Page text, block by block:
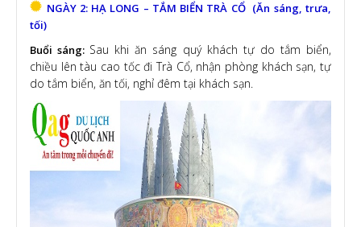
NGÀY 2: HẠ LONG – TẮM BIỂN TRÀ CỔ (Ăn sáng, trưa,
tối)
Buổi sáng: Sau khi ăn sáng quý khách tự do tắm biển,
chiều lên tàu cao tốc đi Trà Cổ, nhận phòng khách sạn, tự
do tắm biển, ăn tối, nghỉ đêm tại khách sạn.